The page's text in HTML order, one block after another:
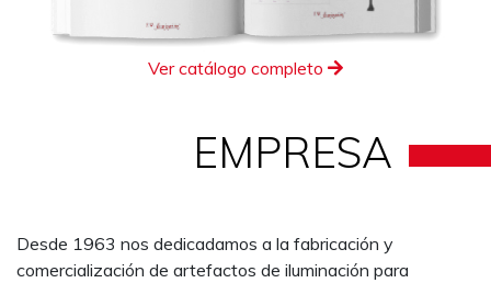
Ver catálogo completo
EMPRESA
Desde 1963 nos dedicadamos a la fabricación y
comercialización de artefactos de iluminación para